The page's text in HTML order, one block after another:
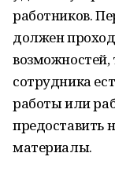
работников.
должен
возможностей,
сотрудника
работы или
предоставить
материалы.